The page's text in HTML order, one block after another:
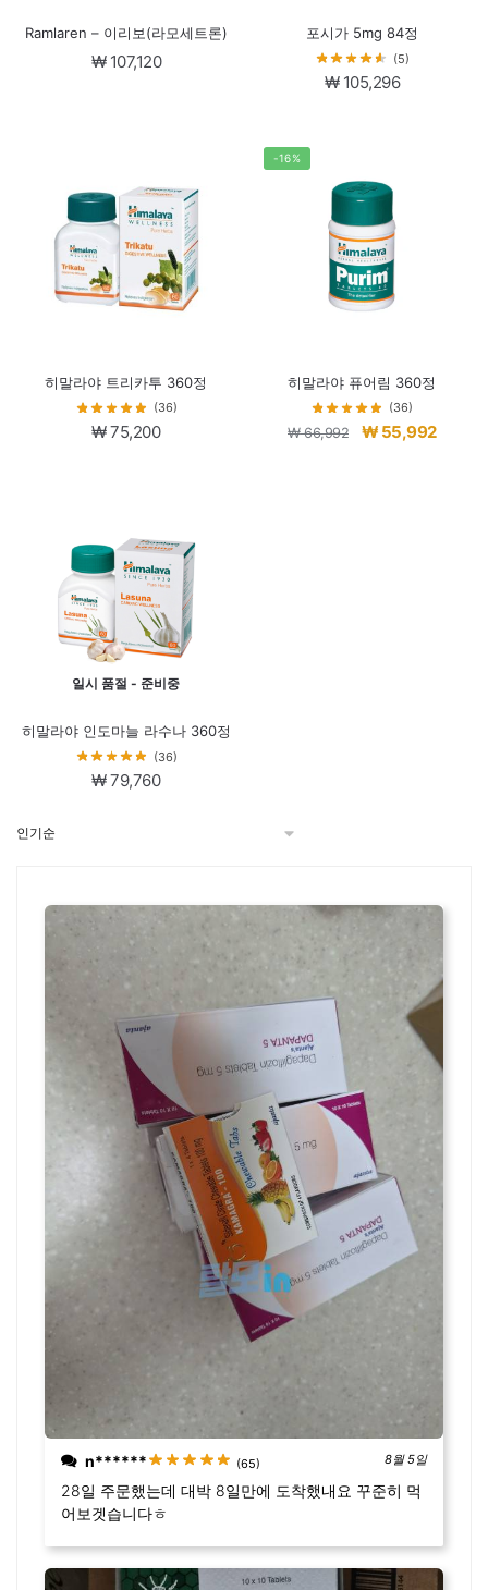
Ramlaren – 이리보(라모세트론)
₩107,120
포시가 5mg 84정
(5)
₩105,296
히말라야 트리카투 360정
(36)
₩75,200
-16%
히말라야 퓨어림 360정
(36)
₩66,992
원
₩ 55,992현
일시 품절 - 준비중
히말라야 인도마늘 라수나 360정
(36)
₩79,760
n****** (65) 8월 5일
28일 주문했는데 대박 8일만에 도착했내요 꾸준히 먹
어보겟습니다ㅎ